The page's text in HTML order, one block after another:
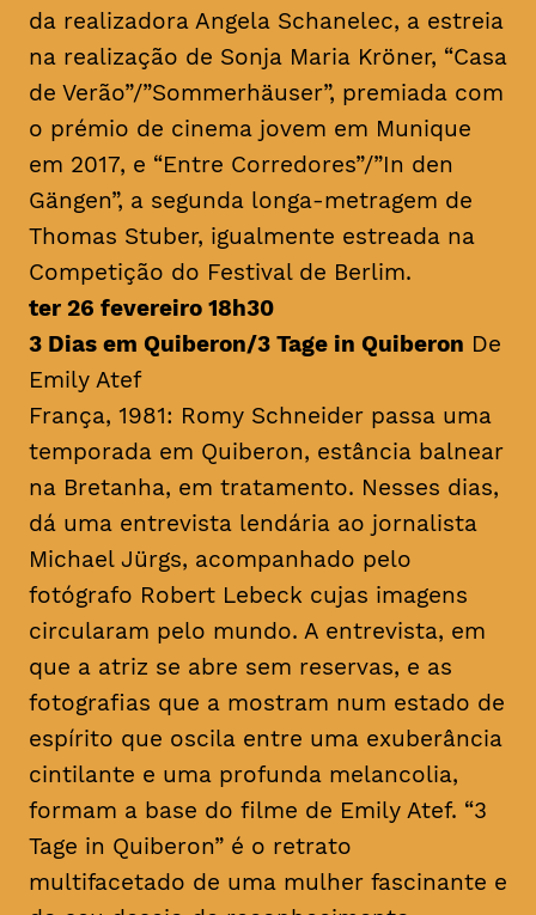
da realizadora Angela Schanelec, a estreia
na realização de Sonja Maria Kröner, “Casa
de Verão”/”Sommerhäuser”, premiada com
o prémio de cinema jovem em Munique
em 2017, e “Entre Corredores”/”In den
Gängen”, a segunda longa-metragem de
Thomas Stuber, igualmente estreada na
Competição do Festival de Berlim.
ter 26 fevereiro 18h30
3 Dias em Quiberon/3 Tage in Quiberon De
Emily Atef
França, 1981: Romy Schneider passa uma
temporada em Quiberon, estância balnear
na Bretanha, em tratamento. Nesses dias,
dá uma entrevista lendária ao jornalista
Michael Jürgs, acompanhado pelo
fotógrafo Robert Lebeck cujas imagens
circularam pelo mundo. A entrevista, em
que a atriz se abre sem reservas, e as
fotografias que a mostram num estado de
espírito que oscila entre uma exuberância
cintilante e uma profunda melancolia,
formam a base do filme de Emily Atef. “3
Tage in Quiberon” é o retrato
multifacetado de uma mulher fascinante e